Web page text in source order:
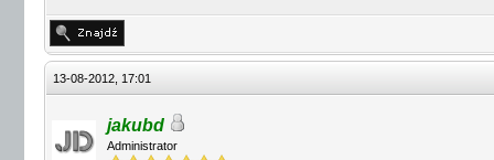
13-08-2012, 17:01
jakubd
Administrator